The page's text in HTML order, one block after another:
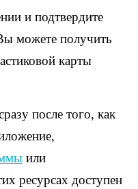
и подтвердите
можете получить
карты
после того, как
или
ресурсах доступен